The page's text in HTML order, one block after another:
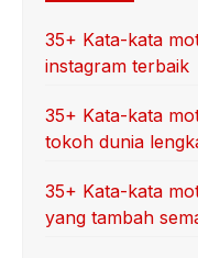
35+ Kata-kata
instagram terbaik
35+ Kata-kata
tokoh dunia
35+ Kata-kata
yang tambah